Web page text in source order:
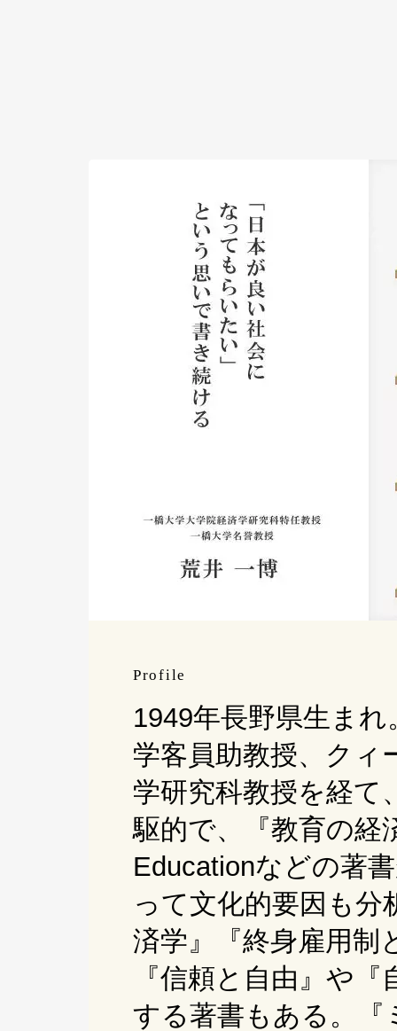
Profile
1949年長野県生ま
学客員助教授、クィ
学研究科教授を経て
駆的で、『教育の経
Educationなどの著
って文化的要因も分
済学』『終身雇用制
『信頼と自由』や
する著書もある。『